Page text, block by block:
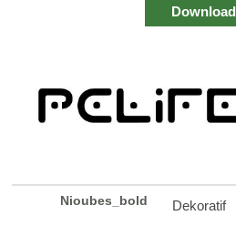
Download
Nioubes_bold Dekoratif